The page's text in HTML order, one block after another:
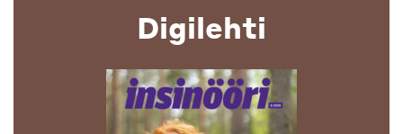
Digilehti